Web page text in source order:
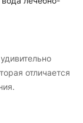
отличается